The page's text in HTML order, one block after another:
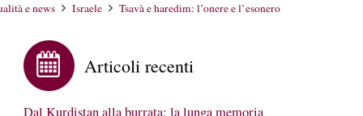
e news Israele Tsavà e haredim: l’onere e l’esonero
Articoli recenti
Dal Kurdistan alla burrata: la lunga memoria